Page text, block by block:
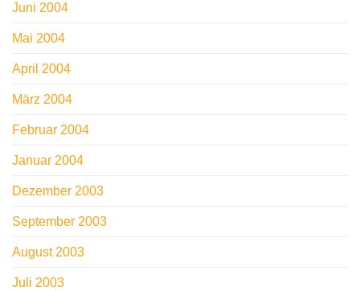
Juni 2004
Mai 2004
April 2004
März 2004
Februar 2004
Januar 2004
Dezember 2003
September 2003
August 2003
Juli 2003